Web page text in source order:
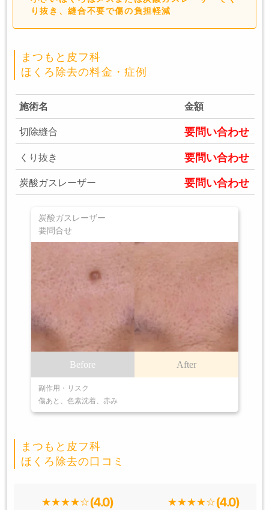
り抜き、縫合不要で傷の負担軽減
まつもと皮フ科
ほくろ除去の料金・症例
施術名 金額
切除縫合 要問い合わせ
くり抜き 要問い合わせ
炭酸ガスレーザー 要問い合わせ
炭酸ガスレーザー
要問合せ
Before After
副作用・リスク
傷あと、色素沈着、赤み
まつもと皮フ科
ほくろ除去の口コミ
(4.0) (4.0)